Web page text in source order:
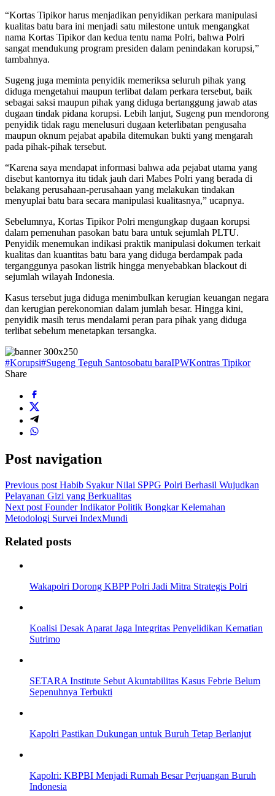
“Kortas Tipikor harus menjadikan penyidikan perkara manipulasi
kualitas batu bara ini menjadi satu milestone untuk mengangkat
nama Kortas Tipikor dan kedua tentu nama Polri, bahwa Polri
sangat mendukung program presiden dalam penindakan korupsi,”
tambahnya.
Sugeng juga meminta penyidik memeriksa seluruh pihak yang
diduga mengetahui maupun terlibat dalam perkara tersebut, baik
sebagai saksi maupun pihak yang diduga bertanggung jawab atas
dugaan tindak pidana korupsi. Lebih lanjut, Sugeng pun mendorong
penyidik tidak ragu menelusuri dugaan keterlibatan pengusaha
maupun oknum pejabat apabila ditemukan bukti yang mengarah
pada pihak-pihak tersebut.
“Karena saya mendapat informasi bahwa ada pejabat utama yang
disebut kantornya itu tidak jauh dari Mabes Polri yang berada di
belakang perusahaan-perusahaan yang melakukan tindakan
menyuplai batu bara secara manipulasi kualitasnya,” ucapnya.
Sebelumnya, Kortas Tipikor Polri mengungkap dugaan korupsi
dalam pemenuhan pasokan batu bara untuk sejumlah PLTU.
Penyidik menemukan indikasi praktik manipulasi dokumen terkait
kualitas dan kuantitas batu bara yang diduga berdampak pada
terganggunya pasokan listrik hingga menyebabkan blackout di
sejumlah wilayah Indonesia.
Kasus tersebut juga diduga menimbulkan kerugian keuangan negara
dan kerugian perekonomian dalam jumlah besar. Hingga kini,
penyidik masih terus mendalami peran para pihak yang diduga
terlibat sebelum menetapkan tersangka.
#Korupsi#Sugeng Teguh Santosobatu baraIPWKontras Tipikor
Share
Post navigation
Previous post Habib Syakur Nilai SPPG Polri Berhasil Wujudkan
Pelayanan Gizi yang Berkualitas
Next post Founder Indikator Politik Bongkar Kelemahan
Metodologi Survei IndexMundi
Related posts
Wakapolri Dorong KBPP Polri Jadi Mitra Strategis Polri
Koalisi Desak Aparat Jaga Integritas Penyelidikan Kematian
Sutrimo
SETARA Institute Sebut Akuntabilitas Kasus Febrie Belum
Sepenuhnya Terbukti
Kapolri Pastikan Dukungan untuk Buruh Tetap Berlanjut
Kapolri: KBPBI Menjadi Rumah Besar Perjuangan Buruh
Indonesia